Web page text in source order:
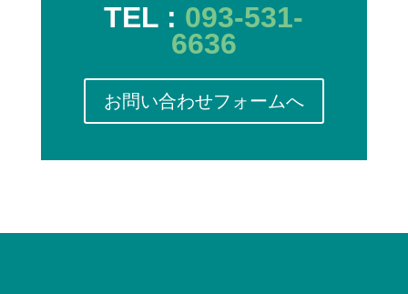
TEL : 093-531-
6636
お問い合わせフォームへ